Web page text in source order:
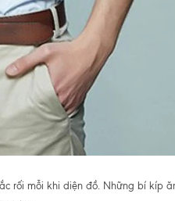
rối mỗi khi diện đồ. Những bí kíp